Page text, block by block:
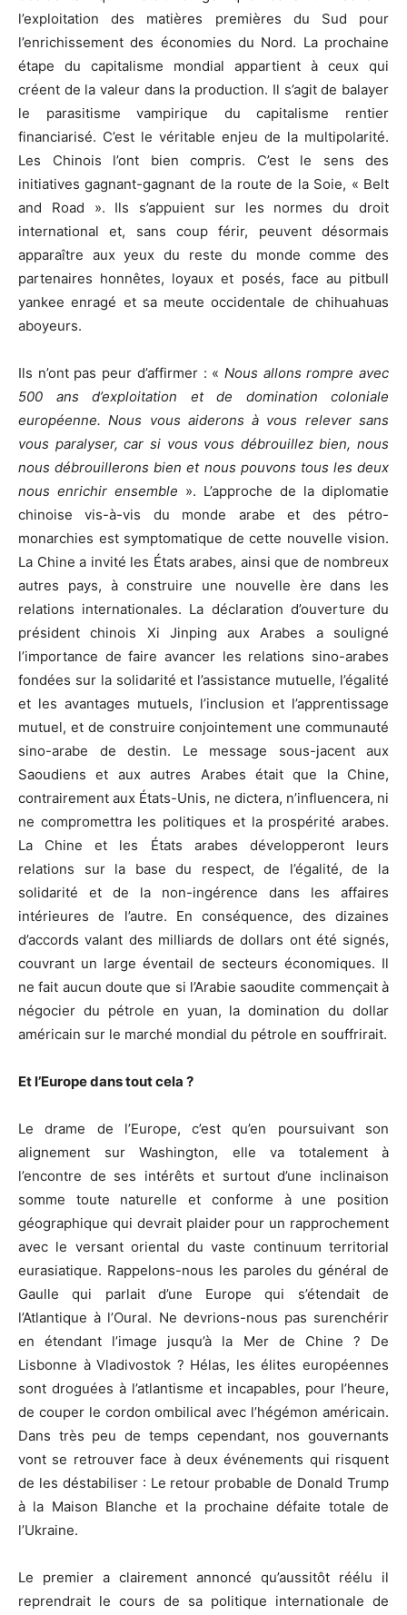
l’exploitation des matières premières du Sud pour
l’enrichissement des économies du Nord. La prochaine
étape du capitalisme mondial appartient à ceux qui
créent de la valeur dans la production. Il s’agit de balayer
le parasitisme vampirique du capitalisme rentier
financiarisé. C’est le véritable enjeu de la multipolarité.
Les Chinois l’ont bien compris. C’est le sens des
initiatives gagnant-gagnant de la route de la Soie, « Belt
and Road ». Ils s’appuient sur les normes du droit
international et, sans coup férir, peuvent désormais
apparaître aux yeux du reste du monde comme des
partenaires honnêtes, loyaux et posés, face au pitbull
yankee enragé et sa meute occidentale de chihuahuas
aboyeurs.
Ils n’ont pas peur d’affirmer : « Nous allons rompre avec
500 ans d’exploitation et de domination coloniale
européenne. Nous vous aiderons à vous relever sans
vous paralyser, car si vous vous débrouillez bien, nous
nous débrouillerons bien et nous pouvons tous les deux
nous enrichir ensemble ». L’approche de la diplomatie
chinoise vis-à-vis du monde arabe et des pétro-
monarchies est symptomatique de cette nouvelle vision.
La Chine a invité les États arabes, ainsi que de nombreux
autres pays, à construire une nouvelle ère dans les
relations internationales. La déclaration d’ouverture du
président chinois Xi Jinping aux Arabes a souligné
l’importance de faire avancer les relations sino-arabes
fondées sur la solidarité et l’assistance mutuelle, l’égalité
et les avantages mutuels, l’inclusion et l’apprentissage
mutuel, et de construire conjointement une communauté
sino-arabe de destin. Le message sous-jacent aux
Saoudiens et aux autres Arabes était que la Chine,
contrairement aux États-Unis, ne dictera, n’influencera, ni
ne compromettra les politiques et la prospérité arabes.
La Chine et les États arabes développeront leurs
relations sur la base du respect, de l’égalité, de la
solidarité et de la non-ingérence dans les affaires
intérieures de l’autre. En conséquence, des dizaines
d’accords valant des milliards de dollars ont été signés,
couvrant un large éventail de secteurs économiques. Il
ne fait aucun doute que si l’Arabie saoudite commençait à
négocier du pétrole en yuan, la domination du dollar
américain sur le marché mondial du pétrole en souffrirait.
Et l’Europe dans tout cela ?
Le drame de l’Europe, c’est qu’en poursuivant son
alignement sur Washington, elle va totalement à
l’encontre de ses intérêts et surtout d’une inclinaison
somme toute naturelle et conforme à une position
géographique qui devrait plaider pour un rapprochement
avec le versant oriental du vaste continuum territorial
eurasiatique. Rappelons-nous les paroles du général de
Gaulle qui parlait d’une Europe qui s’étendait de
l’Atlantique à l’Oural. Ne devrions-nous pas surenchérir
en étendant l’image jusqu’à la Mer de Chine ? De
Lisbonne à Vladivostok ? Hélas, les élites européennes
sont droguées à l’atlantisme et incapables, pour l’heure,
de couper le cordon ombilical avec l’hégémon américain.
Dans très peu de temps cependant, nos gouvernants
vont se retrouver face à deux événements qui risquent
de les déstabiliser : Le retour probable de Donald Trump
à la Maison Blanche et la prochaine défaite totale de
l’Ukraine.
Le premier a clairement annoncé qu’aussitôt réélu il
reprendrait le cours de sa politique internationale de